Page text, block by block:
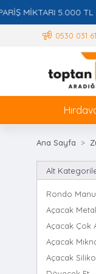
MİKTARI 5.000 TL
0530 031
Ana Sayfa
Alt
Rondo
Açacak Metal
Açacak Çok
Açacak
Açacak